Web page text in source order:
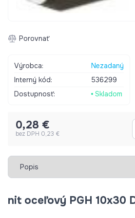
Porovnať
Výrobca:
Nezadaný
Interný kód:
536299
Dostupnosť:
Skladom
0,28 €
bez DPH 0,23 €
Vybrať záložku
nit oceľový PGH 10x30